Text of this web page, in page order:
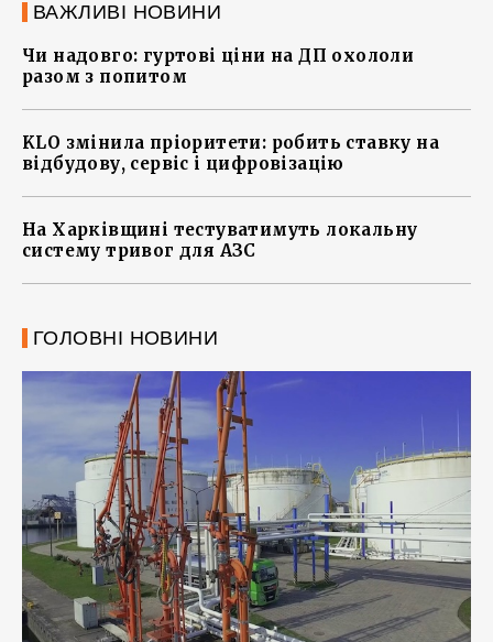
ВАЖЛИВІ НОВИНИ
Чи надовго: гуртові ціни на ДП охололи
разом з попитом
KLO змінила пріоритети: робить ставку на
відбудову, сервіс і цифровізацію
На Харківщині тестуватимуть локальну
систему тривог для АЗС
ГОЛОВНІ НОВИНИ